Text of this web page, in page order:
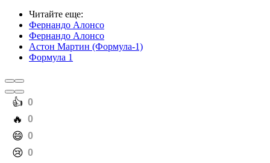
Читайте еще:
Фернандо Алонсо
Фернандо Алонсо
Астон Мартин (Формула-1)
Формула 1
️👍 0
️🔥 0
️😄 0
️😢 0